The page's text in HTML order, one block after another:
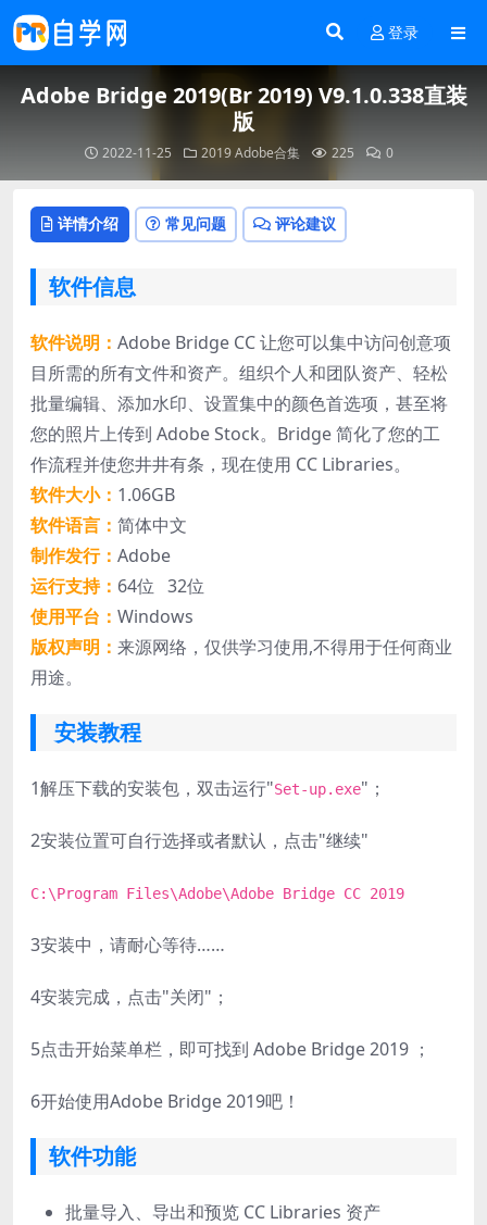
登录
Adobe Bridge 2019(Br 2019) V9.1.0.338直装
版
2022-11-25 2019Adobe合集 225 0
详情介绍 常见问题 评论建议
软件信息
软件说明： Adobe Bridge CC 让您可以集中访问创意项
目所需的所有文件和资产。组织个人和团队资产、轻松
批量编辑、添加水印、设置集中的颜色首选项，甚至将
您的照片上传到 Adobe Stock。Bridge 简化了您的工
作流程并使您井井有条，现在使用 CC Libraries。
软件大小： 1.06GB
软件语言： 简体中文
制作发行： Adobe
运行支持： 64位 32位
使用平台： Windows
版权声明： 来源网络，仅供学习使用,不得用于任何商业
用途。
安装教程
1解压下载的安装包，双击运行"Set-up.exe"；
2安装位置可自行选择或者默认，点击"继续"
C:\Program Files\Adobe\Adobe Bridge CC 2019
3安装中，请耐心等待……
4安装完成，点击"关闭"；
5点击开始菜单栏，即可找到 Adobe Bridge 2019 ；
6开始使用Adobe Bridge 2019吧！
软件功能
批量导入、导出和预览 CC Libraries 资产